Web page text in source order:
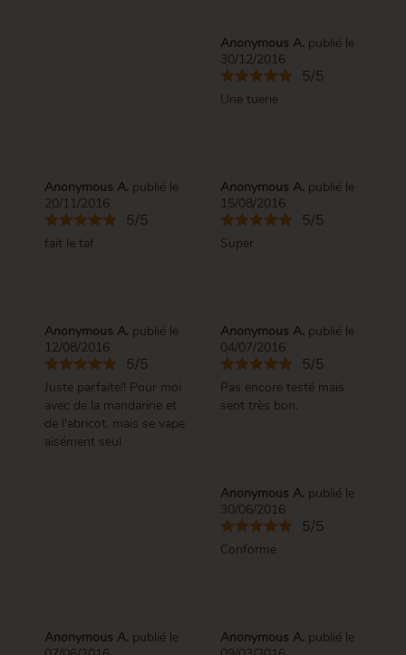
Anonymous A. publié le
30/12/2016
5/5
Une tuerie
Anonymous A. publié le
20/11/2016
5/5
fait le taf
Anonymous A. publié le
15/08/2016
5/5
Super
Anonymous A. publié le
12/08/2016
5/5
Juste parfaite!! Pour moi
avec de la mandarine et
de l'abricot. mais se vape
aisément seul
Anonymous A. publié le
04/07/2016
5/5
Pas encore testé mais
sent très bon.
Anonymous A. publié le
30/06/2016
5/5
Conforme
Anonymous A. publié le
Anonymous A. publié le